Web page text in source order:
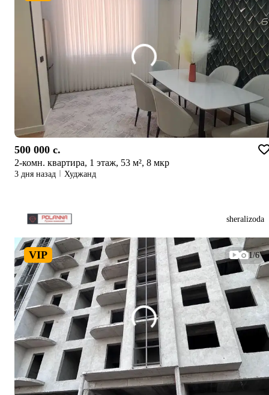
500 000 c.
2-комн. квартира, 1 этаж, 53 м², 8 мкр
3 дня назад Худжанд
sheralizoda
VIP 1/6